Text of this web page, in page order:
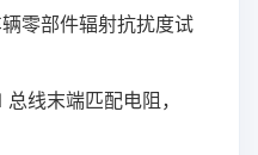
零部件辐射抗扰度试
总线末端匹配电阻，